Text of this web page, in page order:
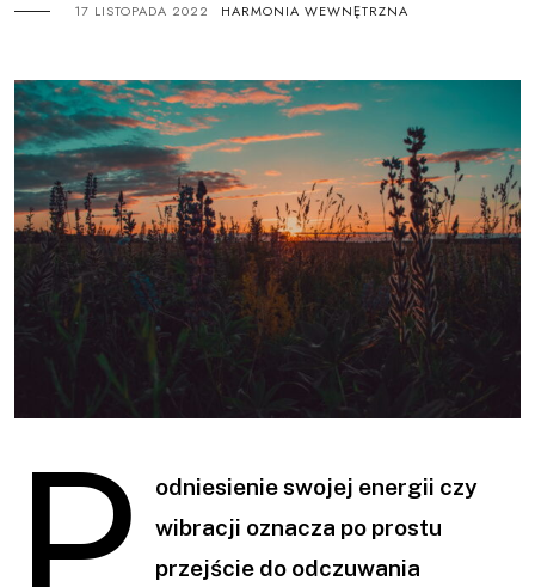
17 LISTOPADA 2022 HARMONIA WEWNĘTRZNA
P
odniesienie swojej energii czy
wibracji oznacza po prostu
przejście do odczuwania